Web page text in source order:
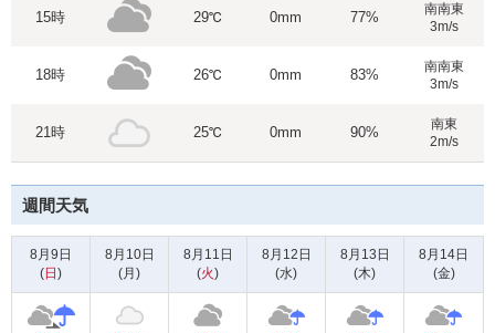
15時 29℃ 0mm 77%
南南東
3m/s
18時 26℃ 0mm 83%
南南東
3m/s
21時 25℃ 0mm 90%
南東
2m/s
週間天気
8月9日
(日 )
8月10日
(月 )
8月11日
(火)
8月12日
(水)
8月13日
(木)
8月14日
(金)